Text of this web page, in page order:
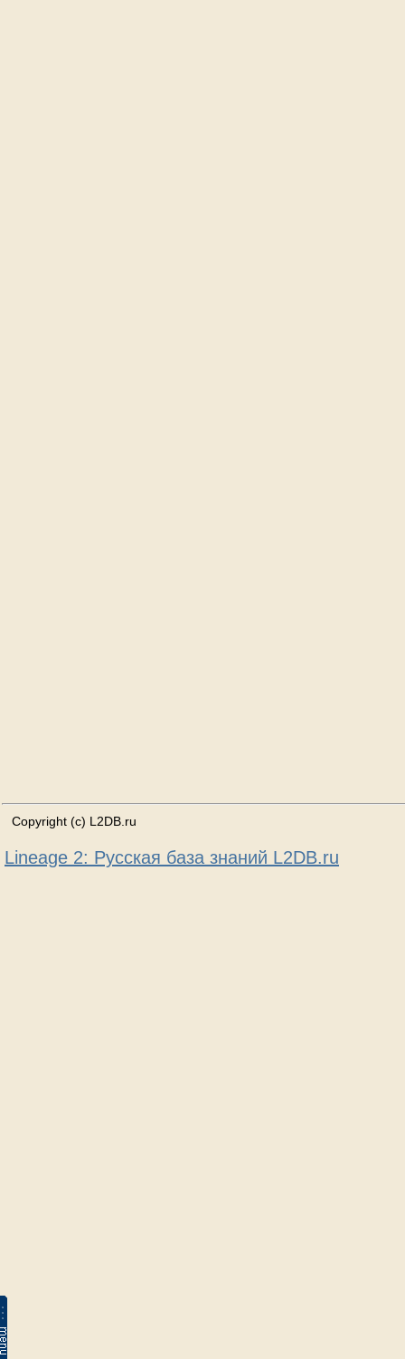
Copyright (c) L2DB.ru
Lineage 2: Русская база знаний L2DB.ru